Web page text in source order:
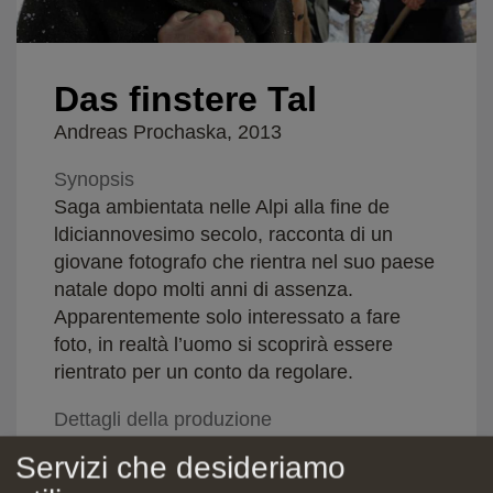
Das finstere Tal
Andreas Prochaska, 2013
Synopsis
Saga ambientata nelle Alpi alla fine de
ldiciannovesimo secolo, racconta di un
giovane fotografo che rientra nel suo paese
natale dopo molti anni di assenza.
Apparentemente solo interessato a fare
foto, in realtà l’uomo si scoprirà essere
rientrato per un conto da regolare.
Dettagli della produzione
Sceneggiatura: Andreas Prochaska, Martin
Servizi che desideriamo